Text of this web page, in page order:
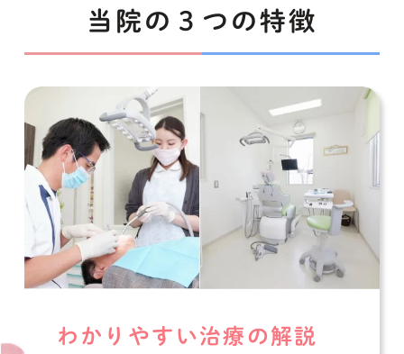
当院の３つの特徴
わかりやすい治療の解説